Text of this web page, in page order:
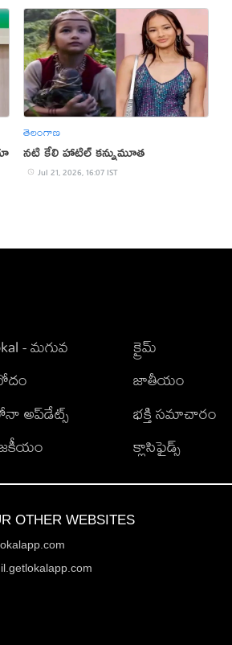
తెలంగాణ
నటి కేలి హాటిల్ కన్నుమూత
Jul 21, 2026, 16:07 IST
- మగువ
అప్‌డేట్స్
క్రైమ్
జాతీయం
భక్తి సమాచారం
క్లాసిఫైడ్స్
OTHER WEBSITES